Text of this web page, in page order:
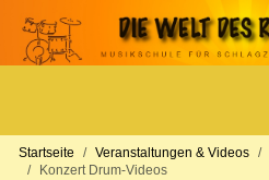
Startseite Veranstaltungen & Videos
Konzert Drum-Videos